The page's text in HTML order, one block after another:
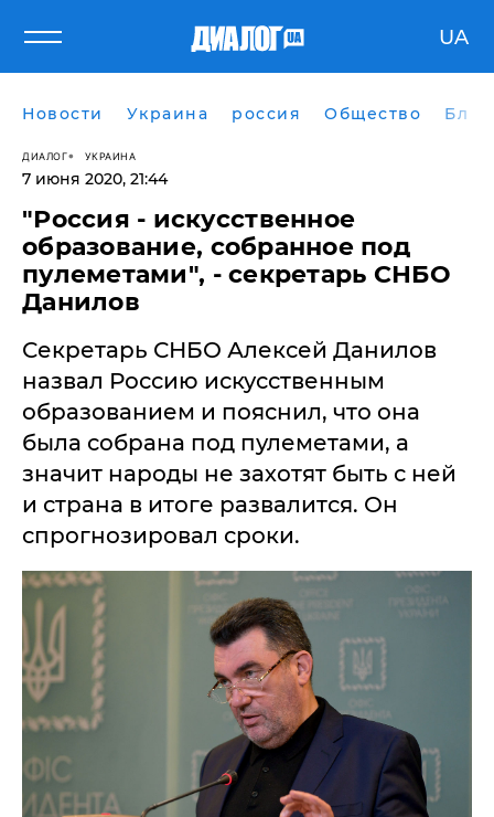
UA
Новости Украина россия Общество
ДИАЛОГ УКРАИНА
7 июня 2020, 21:44
"Россия - искусственное
образование, собранное под
пулеметами", - секретарь СНБО
Данилов
Секретарь СНБО Алексей Данилов
назвал Россию искусственным
образованием и пояснил, что она
была собрана под пулеметами, а
значит народы не захотят быть с ней
и страна в итоге развалится. Он
спрогнозировал сроки.